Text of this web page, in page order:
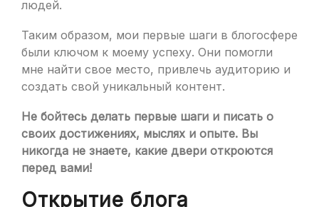
людей.
Таким образом, мои первые шаги в блогосфере
были ключом к моему успеху. Они помогли
мне найти свое место, привлечь аудиторию и
создать свой уникальный контент.
Не бойтесь делать первые шаги и писать о
своих достижениях, мыслях и опыте. Вы
никогда не знаете, какие двери откроются
перед вами!
Открытие блога